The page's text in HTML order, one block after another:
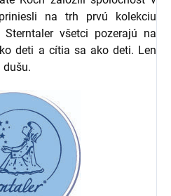
na trh prvú kolekciu
všetci pozerajú na
deti a cítia sa ako deti. Len